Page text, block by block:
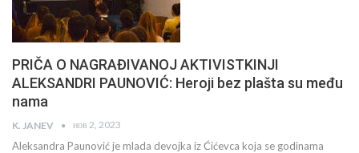
PRIČA O NAGRAĐIVANOJ AKTIVISTKINJI
ALEKSANDRI PAUNOVIĆ: Heroji bez plašta su među
nama
K. JANEV нов 2, 2023
Aleksandra Paunović je mlada devojka iz Ćićevca koja se godinama